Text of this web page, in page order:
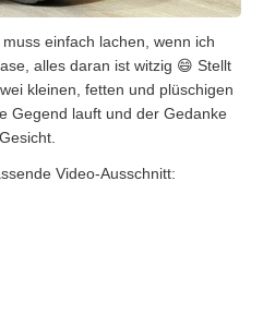
einfach lachen, wenn ich
alles daran ist witzig 😄 Stellt
kleinen, fetten und plüschigen
Gegend lauft und der Gedanke
Video-Ausschnitt: